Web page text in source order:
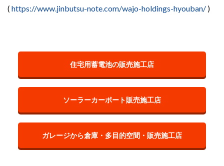
( https://www.jinbutsu-note.com/wajo-holdings-hyouban/ )
住宅用蓄電池の販売施工店
ソーラーカーポート販売施工店
ガレージから倉庫・多目的空間・販売施工店